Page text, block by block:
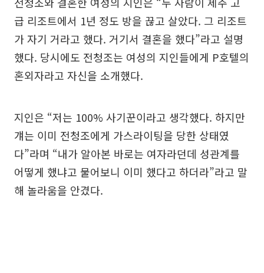
급 리조트에서 1년 정도 방을 끊고 살았다. 그 리조트
가 자기 거라고 했다. 거기서 결혼을 했다”라고 설명
했다. 당시에도 전청조는 여성의 지인들에게 P호텔의
혼외자라고 자신을 소개했다.
지인은 “저는 100% 사기꾼이라고 생각했다. 하지만
걔는 이미 전청조에게 가스라이팅을 당한 상태였
다”라며 “내가 알아본 바로는 여자라던데 성관계를
어떻게 했냐고 물어보니 이미 했다고 하더라”라고 말
해 놀라움을 안겼다.